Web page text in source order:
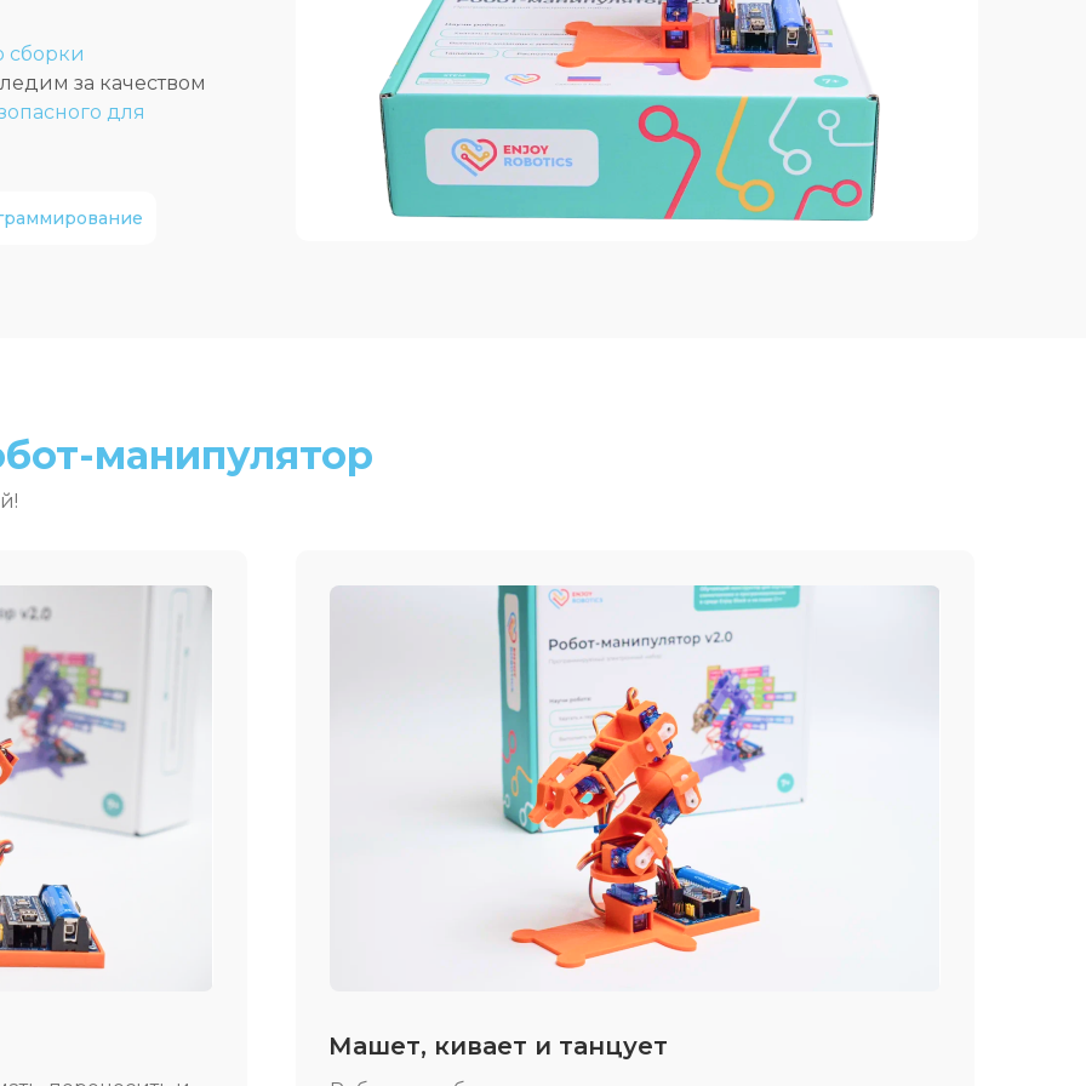
сборки
за качеством
для
манипулятор
Машет, кивает и танцует